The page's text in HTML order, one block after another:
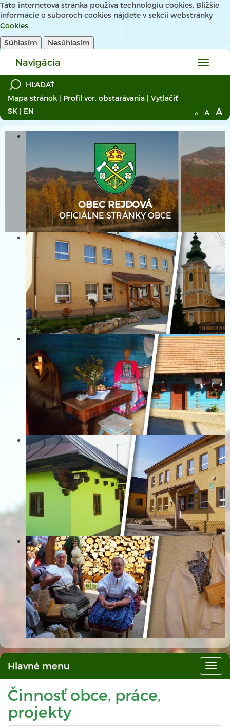
Táto internetová stránka používa technológiu cookies. Bližšie
informácie o súboroch cookies nájdete v sekcii webstránky
Cookies.
Súhlasím
Nesúhlasím
Hlavné
menu
Navigácia
Mapa stránok | Profil ver. obstarávania | Vytlačiť
SK | EN A A A
OBEC REJDOVÁ
OFICIÁLNE STRÁNKY OBCE
Hlavné menu
Činnosť obce, práce,
projekty